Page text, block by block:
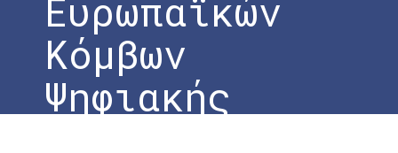
Ευρωπαϊκών
Κόμβων
Ψηφιακής